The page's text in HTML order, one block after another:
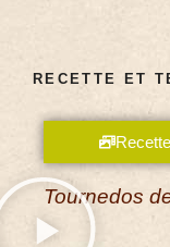
RECETTE ET
Tournedos